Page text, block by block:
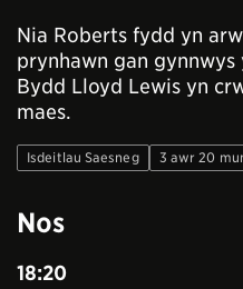
Nia Roberts fydd yn
prynhawn gan gynnwys
Bydd Lloyd Lewis yn
maes.
Isdeitlau Saesneg 3 awr 20
Nos
18:20